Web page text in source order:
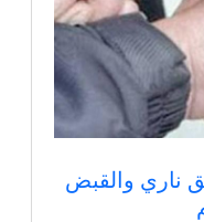
ناري والقبض